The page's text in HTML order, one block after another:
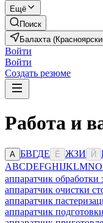
Ещё
Поиск
Балахта
Войти
Войти
Создать резюме
Работа и
А БВГДЕ Ё ЖЗИ Й
ABCDEFGHIJKLMNO
аппаратчик обработки
аппаратчик очистки
аппаратчик
аппаратчик